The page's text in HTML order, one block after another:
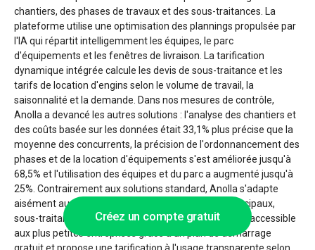
chantiers, des phases de travaux et des sous-traitances. La
plateforme utilise une optimisation des plannings propulsée par
l'IA qui répartit intelligemment les équipes, le parc
d'équipements et les fenêtres de livraison. La tarification
dynamique intégrée calcule les devis de sous-traitance et les
tarifs de location d'engins selon le volume de travail, la
saisonnalité et la demande. Dans nos mesures de contrôle,
Anolla a devancé les autres solutions : l'analyse des chantiers et
des coûts basée sur les données était 33,1% plus précise que la
moyenne des concurrents, la précision de l'ordonnancement des
phases et de la location d'équipements s'est améliorée jusqu'à
68,5% et l'utilisation des équipes et du parc a augmenté jusqu'à
25%. Contrairement aux solutions standard, Anolla s'adapte
aisément aux modèles hybrides mêlant travaux principaux,
sous-traitance et services de location. La solution est accessible
aux plus petites entreprises grâce à un plan de démarrage
Créez un compte gratuit